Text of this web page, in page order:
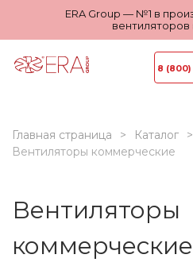
ERA Group — №1 в
вентиляторов
8 (800)
Главная страница
Каталог
Вентиляторы коммерческие
Вентиляторы